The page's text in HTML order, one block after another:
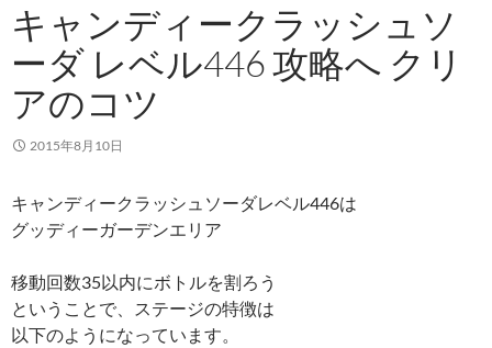
キャンディークラッシュソ
ーダ レベル446 攻略へ クリ
アのコツ
2015年8月10日
キャンディークラッシュソーダレベル446は
グッディーガーデンエリア
移動回数35以内にボトルを割ろう
ということで、ステージの特徴は
以下のようになっています。